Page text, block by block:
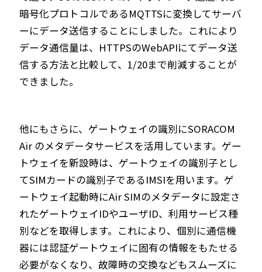
暗号化プロトコルであるMQTTSに変換してサーバ
ーにデータ送信することにしました。これにより
データ通信量は、HTTPSのWebAPIにてデータ送
信する方法と比較して、1/20まで削減することが
できました。
他にもさらに、ゲートウェイの識別にSORACOM
Air のメタデータサービスを活用しています。ゲー
トウェイを新設時は、ゲートウェイの識別子とし
てSIMカードの識別子であるIMSIを用います。ゲ
ートウェイ起動時にAir SIMのメタデータに設定さ
れたゲートウェイIDやユーザID、利用サービス種
別などを取得します。これにより、個別に通信機
器には認証ゲートウェイに固有の情報をもたせる
必要がなくなり、故障時の交換などもスムーズに